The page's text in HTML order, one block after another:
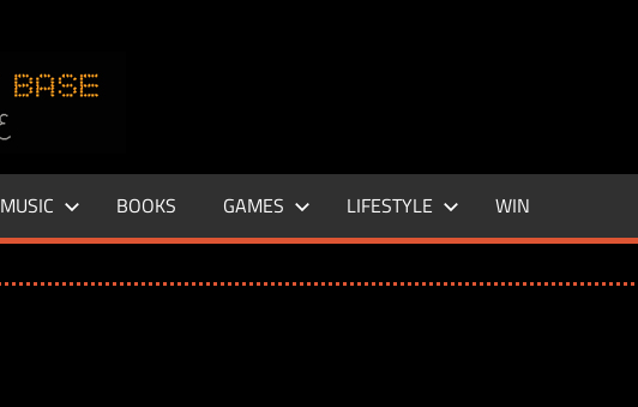
–
LIFE
MUSIC BOOKS GAMES LIFESTYLE WIN